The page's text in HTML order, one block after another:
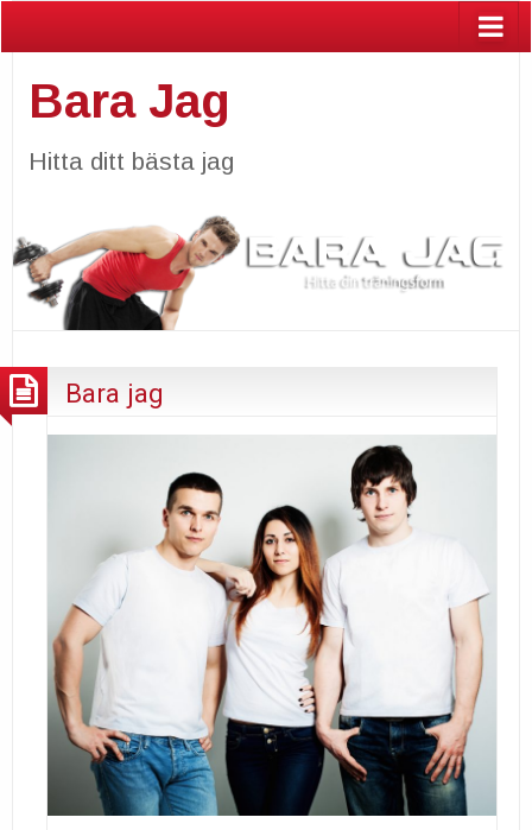
Bara Jag
Hitta ditt bästa jag
Bara jag